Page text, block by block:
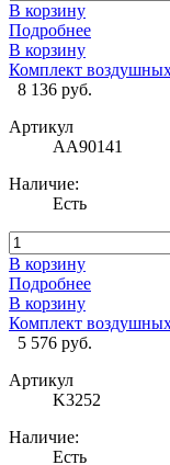
В корзину
Подробнее
В корзину
Комплект
8 136 руб.
Артикул
AA90141
Наличие:
Есть
В корзину
Подробнее
В корзину
Комплект
5 576 руб.
Артикул
K3252
Наличие:
Есть